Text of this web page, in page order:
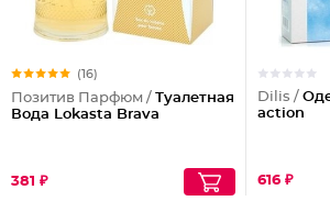
(16)
Позитив Парфюм / Туалетная
Вода Lokasta Brava
381 ₽
Dilis /
action
616 ₽